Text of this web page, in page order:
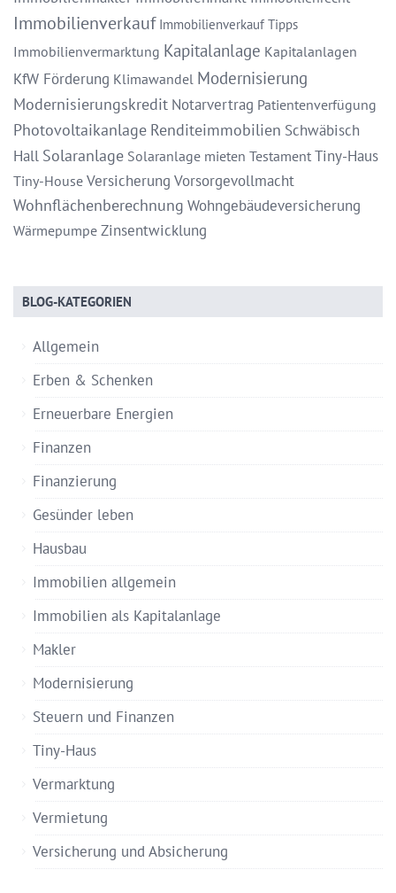
Immobilienverkauf Immobilienverkauf Tipps
Immobilienvermarktung Kapitalanlage Kapitalanlagen
KfW Förderung Klimawandel Modernisierung
Modernisierungskredit Notarvertrag Patientenverfügung
Photovoltaikanlage Renditeimmobilien Schwäbisch
Hall Solaranlage Solaranlage mieten TestamentTiny-Haus
Tiny-HouseVersicherung Vorsorgevollmacht
Wohnflächenberechnung Wohngebäudeversicherung
WärmepumpeZinsentwicklung
BLOG-KATEGORIEN
Allgemein
Erben & Schenken
Erneuerbare Energien
Finanzen
Finanzierung
Gesünder leben
Hausbau
Immobilien allgemein
Immobilien als Kapitalanlage
Makler
Modernisierung
Steuern und Finanzen
Tiny-Haus
Vermarktung
Vermietung
Versicherung und Absicherung